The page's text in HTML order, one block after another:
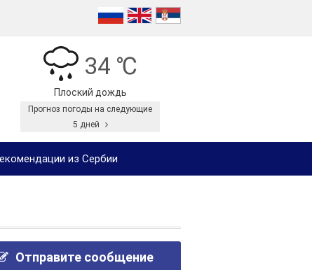
34 ℃
Плоский дождь
Прогноз погоды на следующие
5 дней
из Сербии
Отправите сообщение